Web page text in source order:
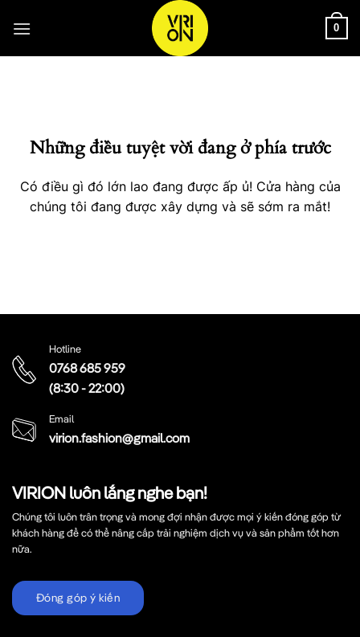
qua
0
Những điều tuyệt vời đang ở phía trước
Có điều gì đó lớn lao đang được ấp ủ! Cửa hàng của
chúng tôi đang được xây dựng và sẽ sớm ra mắt!
VIRION luôn lắng nghe bạn!
Chúng tôi luôn trân trọng và mong đợi nhận được mọi ý kiến đóng góp từ
khách hàng để có thể nâng cấp trải nghiệm dịch vụ và sản phẩm tốt hơn
nữa.
Đóng góp ý kiến
Hotline
0768 685 959
(8:30 - 22:00)
Email
virion.fashion@gmail.com